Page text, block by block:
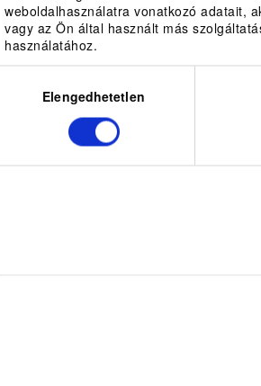
weboldalhasználatra vonatkozó adatait,
vagy az Ön által használt más
használatához.
kiválasztásaElengedhetetlen